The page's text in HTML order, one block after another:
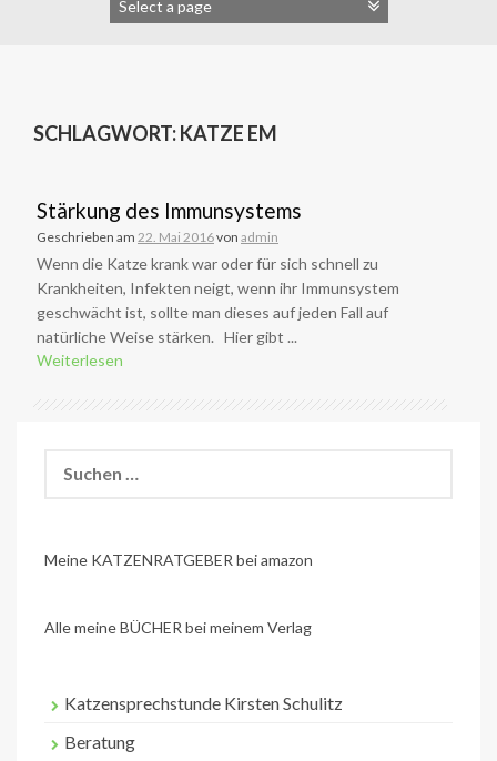
SCHLAGWORT:KATZE EM
Stärkung des Immunsystems
Geschrieben am 22. Mai 2016von admin
Wenn die Katze krank war oder für sich schnell zu
Krankheiten, Infekten neigt, wenn ihr Immunsystem
geschwächt ist, sollte man dieses auf jeden Fall auf
natürliche Weise stärken. Hier gibt ...
Weiterlesen
nach:
Meine KATZENRATGEBER bei amazon
Alle meine BÜCHER bei meinem Verlag
Katzensprechstunde Kirsten Schulitz
Beratung